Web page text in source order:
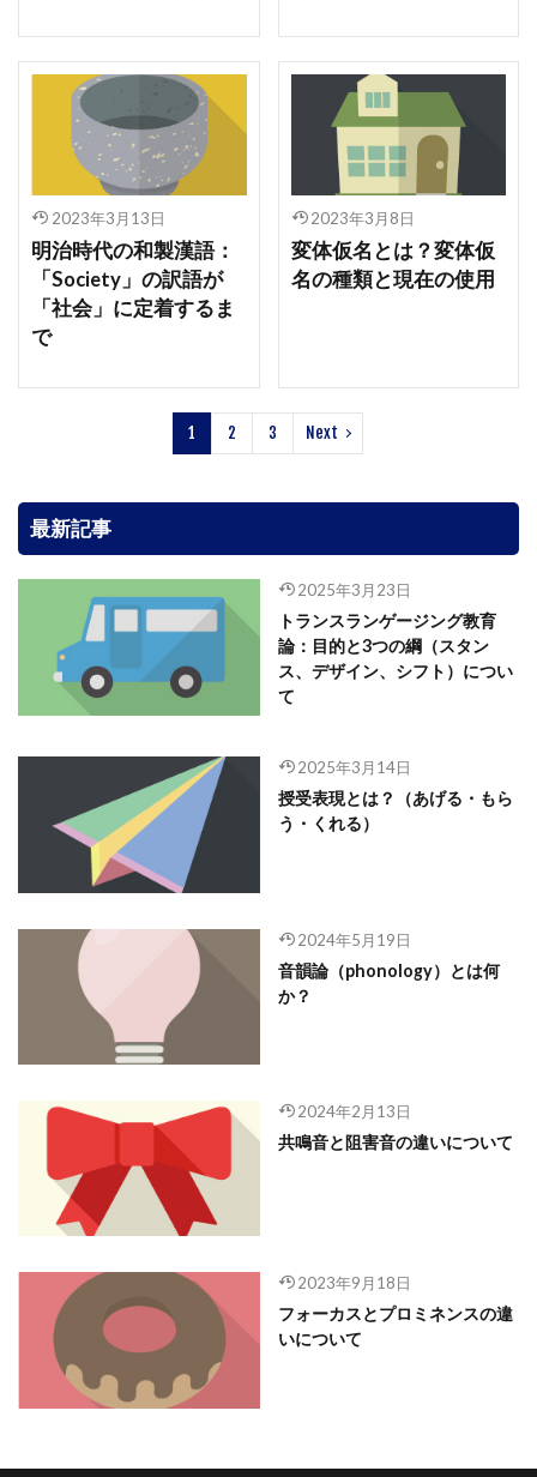
2023年3月13日
明治時代の和製漢語：
「Society」の訳語が
「社会」に定着するま
で
2023年3月8日
変体仮名とは？変体仮
名の種類と現在の使用
1 2 3 Next
最新記事
2025年3月23日
トランスランゲージング教育
論：目的と3つの綱（スタン
ス、デザイン、シフト）につい
て
2025年3月14日
授受表現とは？（あげる・もら
う・くれる）
2024年5月19日
音韻論（phonology）とは何
か？
2024年2月13日
共鳴音と阻害音の違いについて
2023年9月18日
フォーカスとプロミネンスの違
いについて